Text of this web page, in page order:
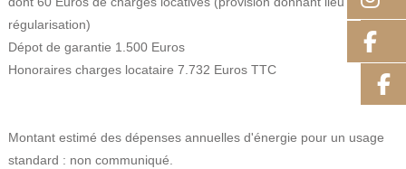
régularisation)
Dépot de garantie 1.500 Euros
Honoraires charges locataire 7.732 Euros TTC
Montant estimé des dépenses annuelles d'énergie pour un usage
standard : non communiqué.